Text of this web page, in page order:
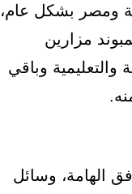
ومصر بشكل عام،
مزارين
والتعليمية وباقي
الهامة، وسائل